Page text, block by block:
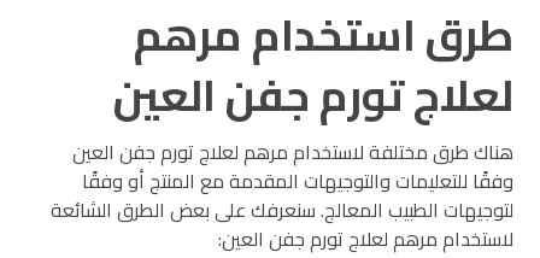
طرق استخدام مرهم
لعلاج تورم جفن العين
هناك طرق مختلفة لاستخدام مرهم لعلاج تورم جفن العين
وفقًا للتعليمات والتوجيهات المقدمة مع المنتج أو وفقًا
لتوجيهات الطبيب المعالج. سنعرفك على بعض الطرق الشائعة
لاستخدام مرهم لعلاج تورم جفن العين: